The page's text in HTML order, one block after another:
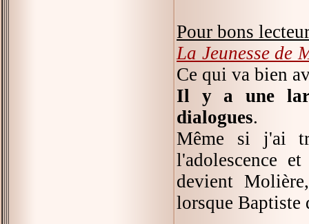
Pour bons
La Jeunesse de
Ce qui va bien
Il y a une
dialogues.
Même si j'ai
l'adolescence
devient
lorsque Baptiste